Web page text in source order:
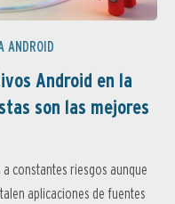
ANDROID
Android en la
son las mejores
constantes riesgos aunque
aplicaciones de fuentes